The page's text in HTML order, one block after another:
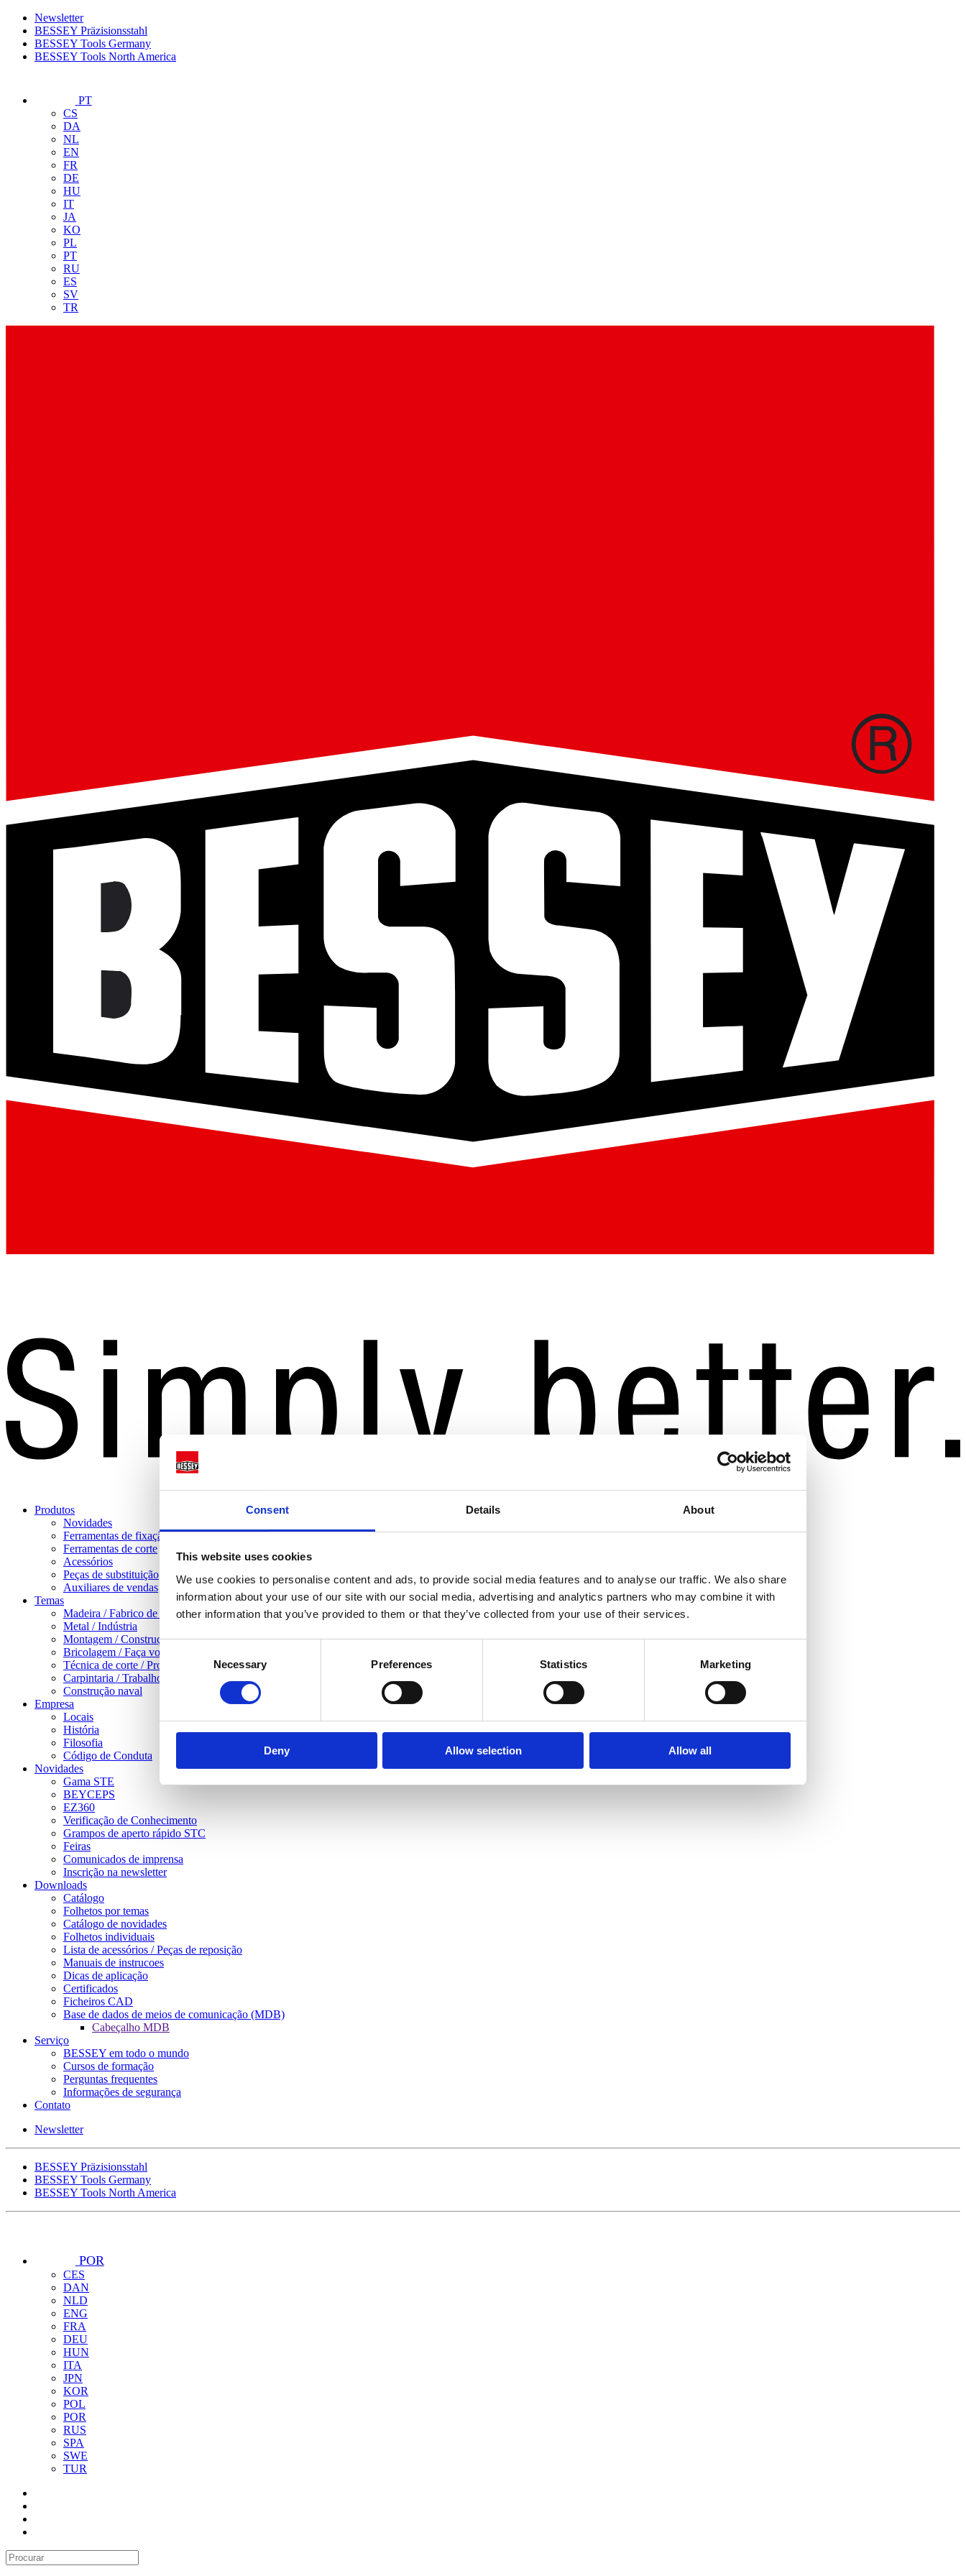
Consent Details About
This website uses cookies
We use cookies to personalise content and ads, to provide social media features and to analyse our traffic. We also share
information about your use of our site with our social media, advertising and analytics partners who may combine it with
other information that you’ve provided to them or that they’ve collected from your use of their services.
Consent
Selection
Necessary Preferences Statistics Marketing
Deny Allow selection Allow all
Newsletter
BESSEY Präzisionsstahl
BESSEY Tools Germany
BESSEY Tools North America
PT
CS
DA
NL
EN
FR
DE
HU
IT
JA
KO
PL
PT
RU
ES
SV
TR
Produtos
Novidades
Ferramentas de fixação
Ferramentas de corte
Acessórios
Peças de substituição
Auxiliares de vendas
Temas
Madeira / Fabrico de móveis
Metal / Indústria
Montagem / Construção em gesso cartonado
Bricolagem / Faça você mesmo
Técnica de corte / Processamento de chapas
Carpintaria / Trabalhos pesados em madeira
Construção naval
Empresa
Locais
História
Filosofia
Código de Conduta
Novidades
Gama STE
BEYCEPS
EZ360
Verificação de Conhecimento
Grampos de aperto rápido STC
Feiras
Comunicados de imprensa
Inscrição na newsletter
Downloads
Catálogo
Folhetos por temas
Catálogo de novidades
Folhetos individuais
Lista de acessórios / Peças de reposição
Manuais de instrucoes
Dicas de aplicação
Certificados
Ficheiros CAD
Base de dados de meios de comunicação (MDB)
Cabeçalho MDB
Serviço
BESSEY em todo o mundo
Cursos de formação
Perguntas frequentes
Informações de segurança
Contato
Newsletter
BESSEY Präzisionsstahl
BESSEY Tools Germany
BESSEY Tools North America
POR
CES
DAN
NLD
ENG
FRA
DEU
HUN
ITA
JPN
KOR
POL
POR
RUS
SPA
SWE
TUR